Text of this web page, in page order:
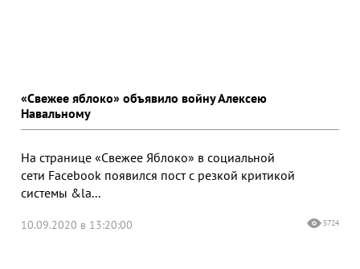
«Свежее яблоко» объявило войну Алексею
Навальному
На странице «Свежее Яблоко» в социальной
сети Facebook появился пост с резкой критикой
системы &la...
10.09.2020 в 13:20:00 5724